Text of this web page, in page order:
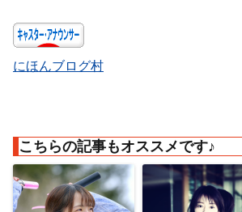
にほんブログ村
こちらの記事もオススメです♪